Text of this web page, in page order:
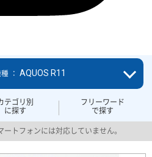
テゴリ別
に探す
フリーワード
で探す
： AQUOS R11
トフォンには対応していません。